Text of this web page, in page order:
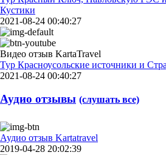
Кустики
2021-08-24 00:40:27
Видео отзыв KartaTravel
Тур Красноусольские источники и
2021-08-24 00:40:27
Аудио отзывы (слушать все)
Аудио отзыв Kartatravel
2019-04-28 20:02:39